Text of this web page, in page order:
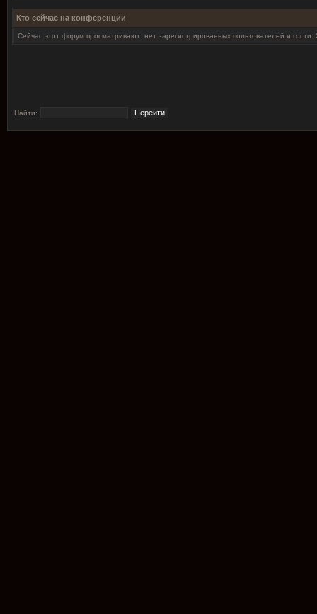
Кто сейчас на конференции
Сейчас этот форум просматривают: нет зарегистрированных пользователей и гости:
Найти: